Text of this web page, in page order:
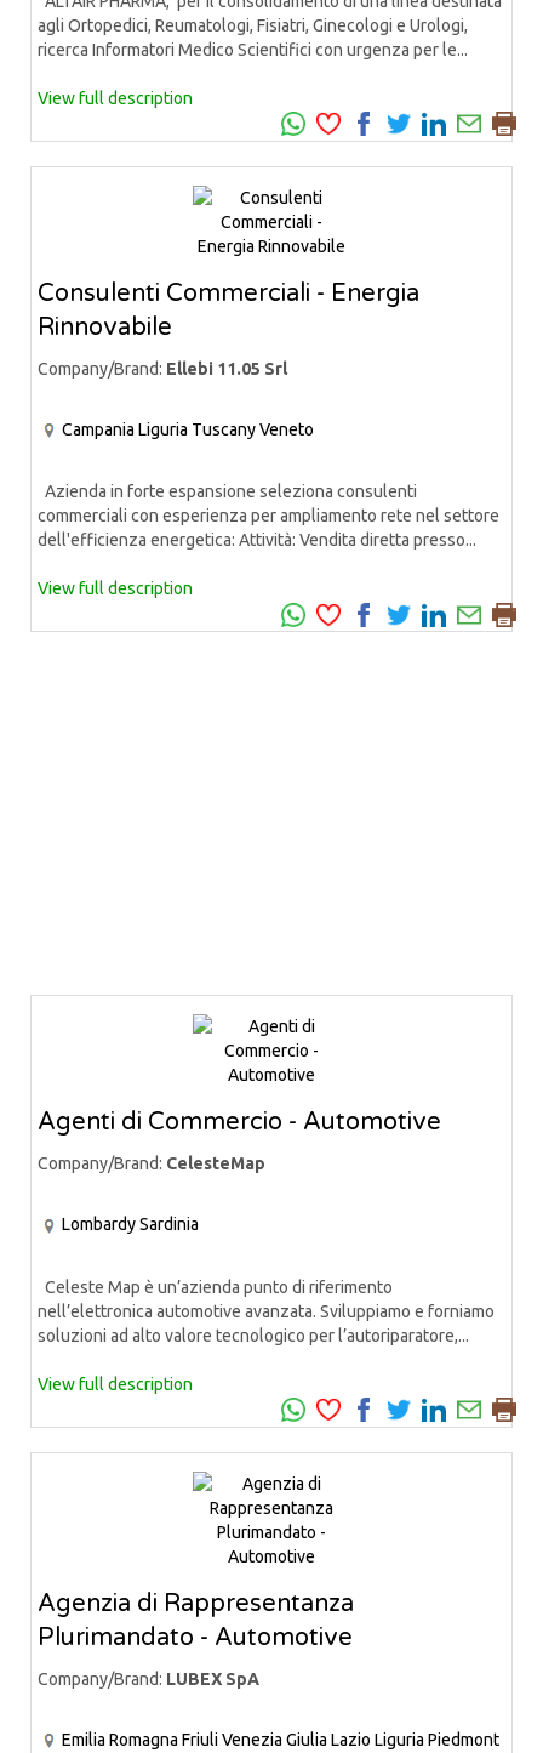
agli Ortopedici, Reumatologi, Fisiatri, Ginecologi e Urologi,
ricerca Informatori Medico Scientifici con urgenza per le...
View full description
Consulenti Commerciali - Energia
Rinnovabile
Company/Brand: Ellebi 11.05 Srl
Campania Liguria TuscanyVeneto
Azienda in forte espansione seleziona consulenti
commerciali con esperienza per ampliamento rete nel settore
dell'efficienza energetica: Attività: Vendita diretta presso...
View full description
Agenti di Commercio - Automotive
Company/Brand: CelesteMap
LombardySardinia
Celeste Map è un’azienda punto di riferimento
nell’elettronica automotive avanzata. Sviluppiamo e forniamo
soluzioni ad alto valore tecnologico per l’autoriparatore,...
View full description
Agenzia di Rappresentanza
Plurimandato - Automotive
Company/Brand: LUBEX SpA
Emilia Romagna Friuli Venezia Giulia Lazio Liguria Piedmont